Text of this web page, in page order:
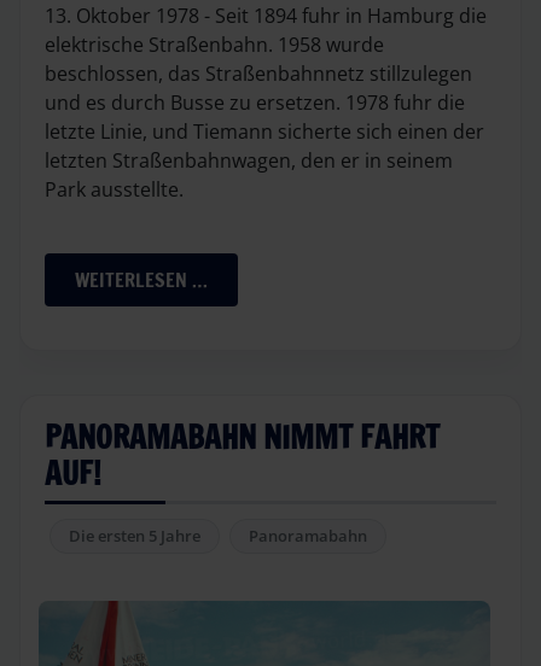
13. Oktober 1978 - Seit 1894 fuhr in Hamburg die
elektrische Straßenbahn. 1958 wurde
beschlossen, das Straßenbahnnetz stillzulegen
und es durch Busse zu ersetzen. 1978 fuhr die
letzte Linie, und Tiemann sicherte sich einen der
letzten Straßenbahnwagen, den er in seinem
Park ausstellte.
WEITERLESEN …
PANORAMABAHN NIMMT FAHRT
AUF!
Die ersten 5 Jahre Panoramabahn